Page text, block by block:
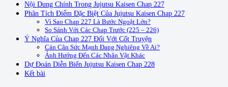
Nội Dung Chính Trong Jujutsu Kaisen Chap 227
Phân Tích Điểm Đặc Biệt Của Jujutsu Kaisen Chap 227
Vì Sao Chap 227 Là Bước Ngoặt Lớn?
So Sánh Với Các Chap Trước (225 – 226)
Ý Nghĩa Của Chap 227 Đối Với Cốt Truyện
Cán Cân Sức Mạnh Đang Nghiêng Về Ai?
Ảnh Hưởng Đến Các Nhân Vật Khác
Dự Đoán Diễn Biến Jujutsu Kaisen Chap 228
Kết bài